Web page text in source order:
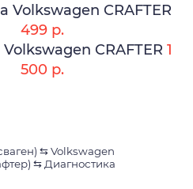
Volkswagen CRAFTER
499 р.
CRAFTER 1
500 р.
⇆ Volkswagen
⇆ Диагностика